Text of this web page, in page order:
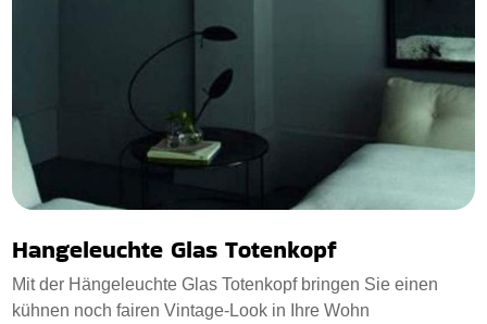
Hangeleuchte Glas Totenkopf
Mit der Hängeleuchte Glas Totenkopf bringen Sie einen
kühnen noch fairen Vintage-Look in Ihre Wohn